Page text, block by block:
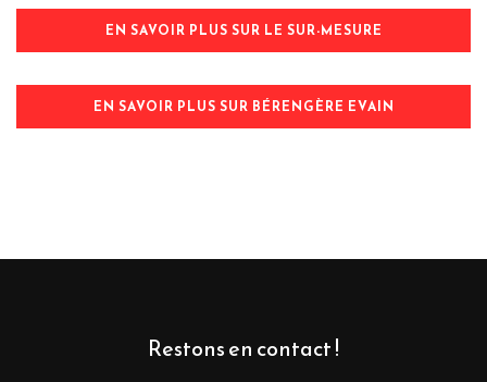
EN SAVOIR PLUS SUR LE SUR-MESURE
EN SAVOIR PLUS SUR BÉRENGÈRE EVAIN
Restons en contact !